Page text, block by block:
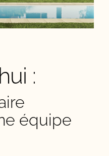
:
équipe